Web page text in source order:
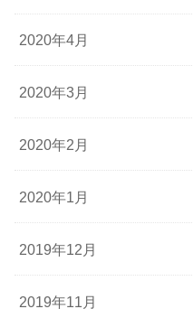
2020年4月
2020年3月
2020年2月
2020年1月
2019年12月
2019年11月